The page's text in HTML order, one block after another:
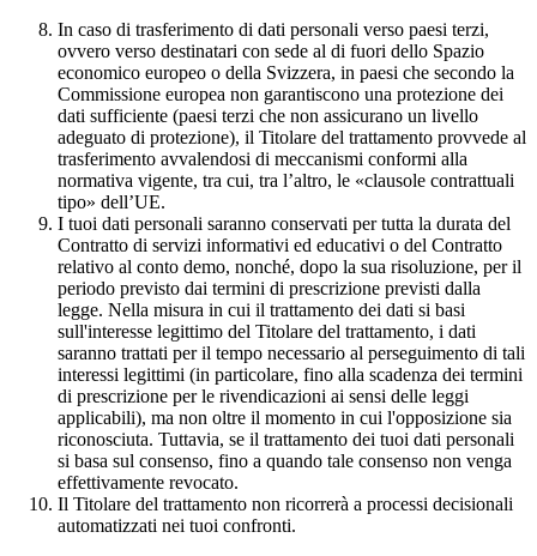
In caso di trasferimento di dati personali verso paesi terzi,
ovvero verso destinatari con sede al di fuori dello Spazio
economico europeo o della Svizzera, in paesi che secondo la
Commissione europea non garantiscono una protezione dei
dati sufficiente (paesi terzi che non assicurano un livello
adeguato di protezione), il Titolare del trattamento provvede al
trasferimento avvalendosi di meccanismi conformi alla
normativa vigente, tra cui, tra l’altro, le «clausole contrattuali
tipo» dell’UE.
I tuoi dati personali saranno conservati per tutta la durata del
Contratto di servizi informativi ed educativi o del Contratto
relativo al conto demo, nonché, dopo la sua risoluzione, per il
periodo previsto dai termini di prescrizione previsti dalla
legge. Nella misura in cui il trattamento dei dati si basi
sull'interesse legittimo del Titolare del trattamento, i dati
saranno trattati per il tempo necessario al perseguimento di tali
interessi legittimi (in particolare, fino alla scadenza dei termini
di prescrizione per le rivendicazioni ai sensi delle leggi
applicabili), ma non oltre il momento in cui l'opposizione sia
riconosciuta. Tuttavia, se il trattamento dei tuoi dati personali
si basa sul consenso, fino a quando tale consenso non venga
effettivamente revocato.
Il Titolare del trattamento non ricorrerà a processi decisionali
automatizzati nei tuoi confronti.